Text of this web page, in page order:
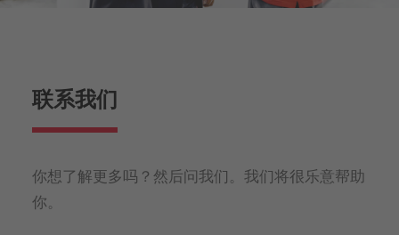
联系我们
你想了解更多吗？然后问我们。我们将很乐意帮助
你。